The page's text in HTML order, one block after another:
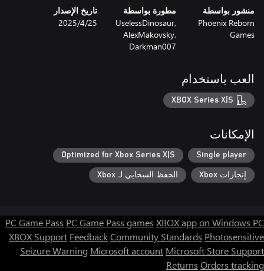
منشور بواسطة
Phoenix Reborn
Games
مطورة بواسطة
UselessDinosaur,
AlexMakovsky,
Darkman007
تاريخ الإصدار
25‏/4‏/2025
العب باستخدام
XBOX Series X|S
الإمكانات
Single player
Optimized for Xbox Series X|S
إنجازات Xbox الحفظ السحابي لـ Xbox
PC Game Pass PC Game Pass games XBOX app on Windows PC
XBOX Support FeedbackCommunity Standards Photosensitive
Seizure Warning Microsoft account Microsoft Store Support
Returns Orders tracking